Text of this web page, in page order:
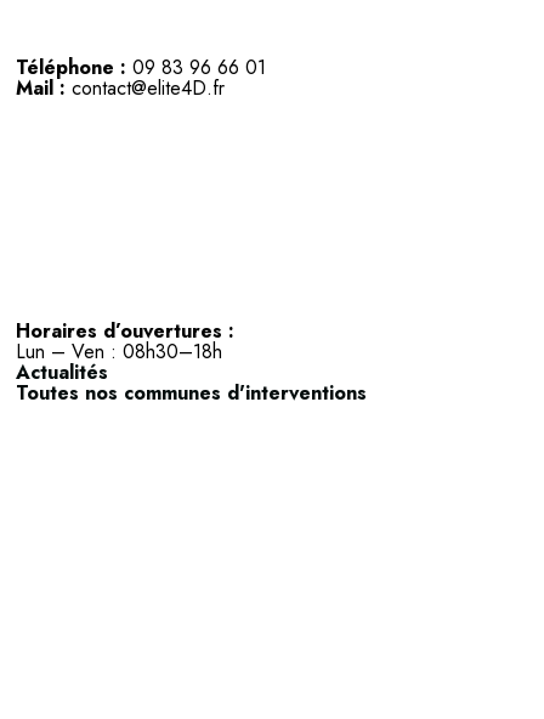
Horaires d’ouvertures :
Lun – Ven : 08h30–18h
Actualités
Toutes nos communes d'interventions
Téléphone :09 83 96 66 01
Mail :contact@elite4D.fr